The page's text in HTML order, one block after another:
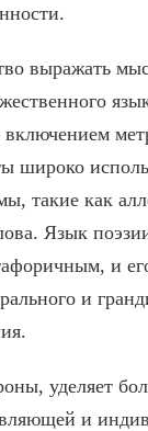
выражать
включением
широко
такие как
Язык
и
и
уделяет
и